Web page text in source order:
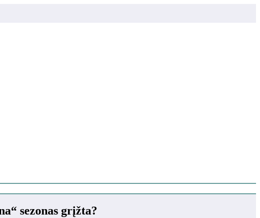
sezonas grįžta?